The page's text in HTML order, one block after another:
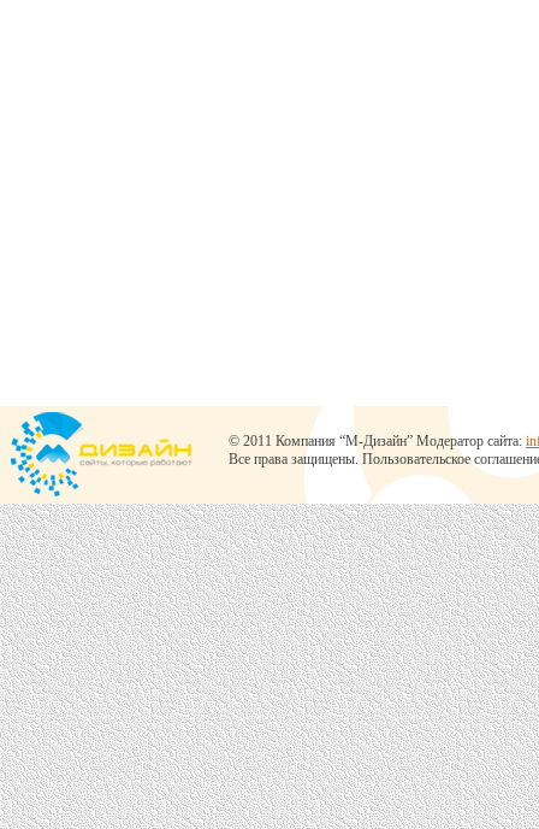
© 2011 Компания “М-Дизайн” Модератор сайта:
Все права защищены.Пользовательское